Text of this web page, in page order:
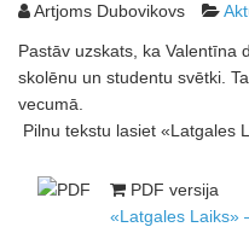
Artjoms Dubovikovs
Pastāv uzskats, ka Valentīna
skolēnu un studentu svētki.
vecumā.
Pilnu tekstu lasiet «Latgales
PDF versija
«Latgales Laiks»